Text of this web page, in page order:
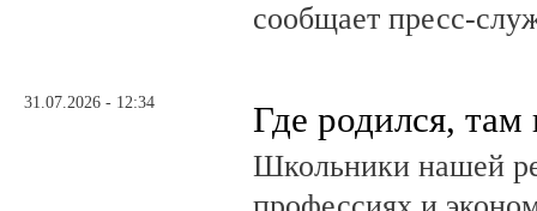
сообщает пресс-
31.07.2026 - 12:34 Где родился, там
Школьники нашей